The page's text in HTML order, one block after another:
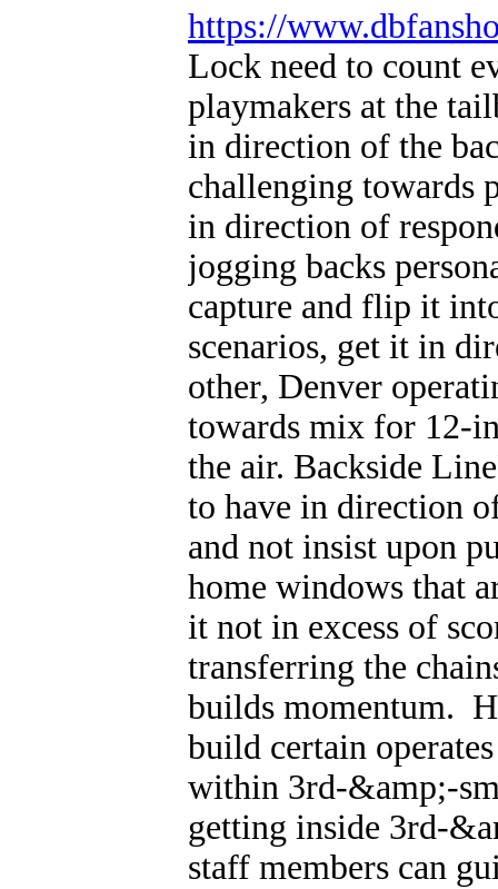
https://
Lock need to count
playmakers at the
in direction of the
challenging towards
in direction of
jogging backs
capture and flip it
scenarios, get it in
other, Denver
towards mix for 12-
the air. Backside
to have in direction
and not insist upon
home windows that
it not in excess of
transferring the
builds momentum.
build certain
within 3rd-&amp;-
getting inside 3rd-
staff members can